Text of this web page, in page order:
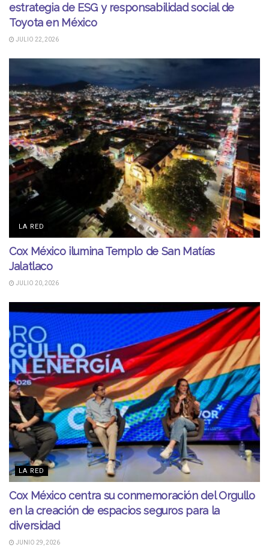
estrategia de ESG y responsabilidad social de
Toyota en México
JULIO 22, 2026
LA RED
Cox México ilumina Templo de San Matías
Jalatlaco
JULIO 20, 2026
LA RED
Cox México centra su conmemoración del Orgullo
en la creación de espacios seguros para la
diversidad
JUNIO 29, 2026